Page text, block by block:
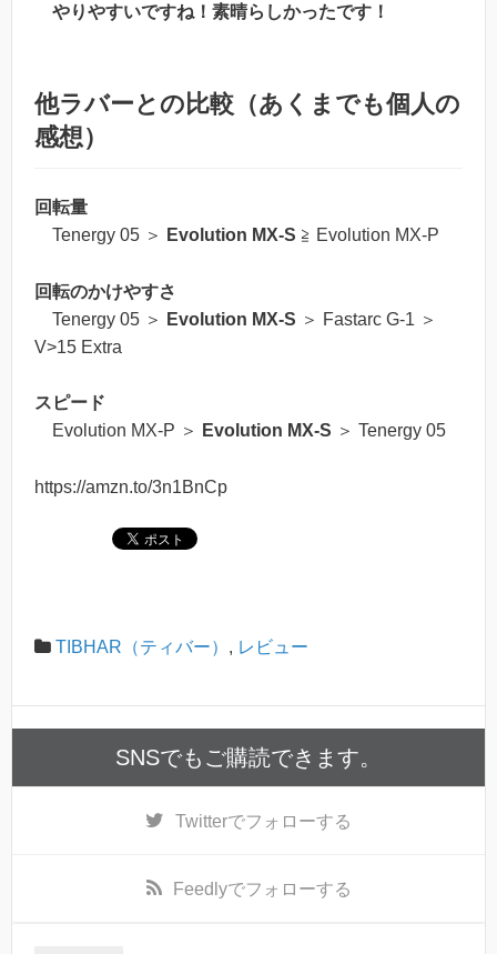
やりやすいですね！素晴らしかったです！
他ラバーとの比較（あくまでも個人の
感想）
回転量
Tenergy 05 ＞
Evolution MX-S ≧ Evolution MX-P
回転のかけやすさ
Tenergy 05 ＞
Evolution MX-S ＞ Fastarc G-1 ＞
V>15 Extra
スピード
Evolution MX-P ＞
Evolution MX-S ＞ Tenergy 05
https://amzn.to/3n1BnCp
TIBHAR（ティバー） , レビュー
SNSでもご購読できます。
Twitterでフォローする
Feedlyでフォローする